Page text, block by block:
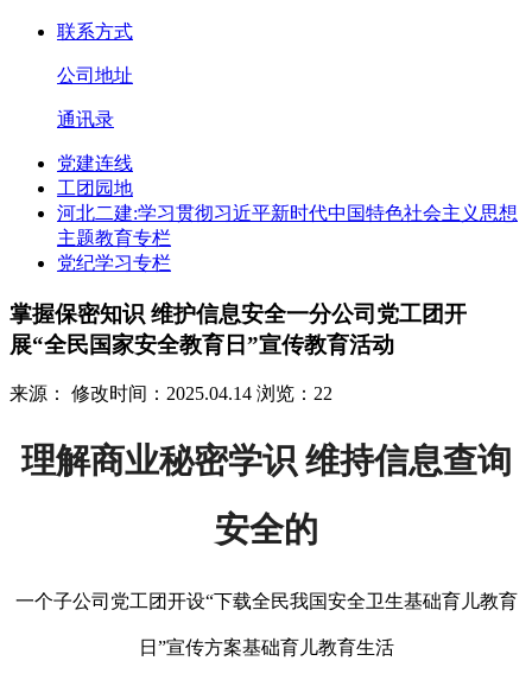
联系方式
公司地址
通讯录
党建连线
工团园地
河北二建:学习贯彻习近平新时代中国特色社会主义思想
主题教育专栏
党纪学习专栏
掌握保密知识 维护信息安全一分公司党工团开
展“全民国家安全教育日”宣传教育活动
来源： 修改时间：2025.04.14 浏览：22
理解商业秘密学识 维持信息查询
安全的
一个子公司党工团开设“下载全民我国安全卫生基础育儿教育
日”宣传方案基础育儿教育生活